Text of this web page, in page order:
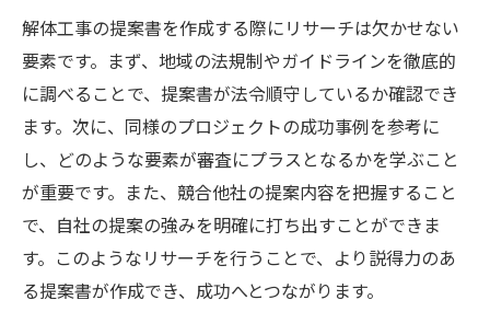
書類不備を防ぐためのポイント
関係者を引き込む解体工事提案書の戦略的要素
関係者全体を巻き込むためのプレゼンテー
ション技術
提案書における説得力を高める方法
ステークホルダー分析の手法と活用法
提案書での競合優位性のアピールポイント
関係者の関心を引くためのポイント設定
意見を引き出すためのフィードバック制度
解体工事の提案書を作成する際にリサーチは欠かせない
要素です。まず、地域の法規制やガイドラインを徹底的
に調べることで、提案書が法令順守しているか確認でき
ます。次に、同様のプロジェクトの成功事例を参考に
し、どのような要素が審査にプラスとなるかを学ぶこと
が重要です。また、競合他社の提案内容を把握すること
で、自社の提案の強みを明確に打ち出すことができま
す。このようなリサーチを行うことで、より説得力のあ
る提案書が作成でき、成功へとつながります。